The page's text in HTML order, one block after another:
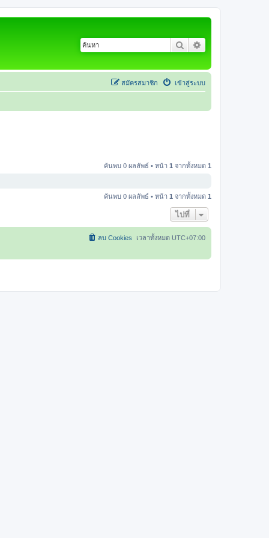
ค้นหา
เข้าสู่ระบบ
สมัครสมาชิก
ค้นพบ 0 ผลลัพธ์ • หน้า 1 จากทั้งหมด 1
ค้นพบ 0 ผลลัพธ์ • หน้า 1 จากทั้งหมด 1
ไปที่
เวลาทั้งหมด UTC+07:00
ลบ Cookies